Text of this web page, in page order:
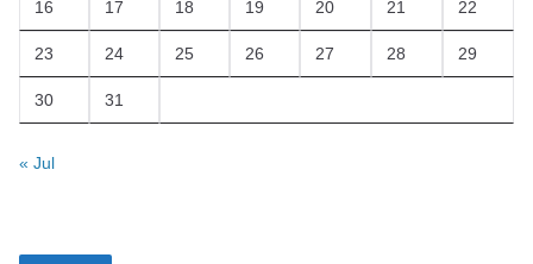
16 17 18 19 20 21 22
23 24 25 26 27 28 29
30 31
« Jul